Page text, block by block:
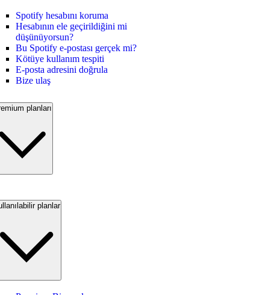
Spotify hesabını koruma
Hesabının ele geçirildiğini mi
düşünüyorsun?
Bu Spotify e-postası gerçek mi?
Kötüye kullanım tespiti
E-posta adresini doğrula
Bize ulaş
planları
planlar